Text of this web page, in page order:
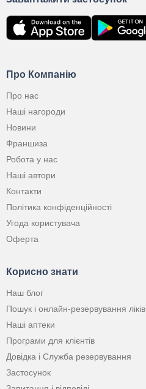
Про Компанію
Про нас
Наші нагороди
Новини
Франшиза
Робота у нас
Наші автори
Контакти
Політика конфіденційності
Угода користувача
Оферта
Корисно знати
Наш блог
Пошук і онлайн-резервування ліків
Наші аптеки
Програми для клієнтів
Довідка і Служба резервування
Застосунок